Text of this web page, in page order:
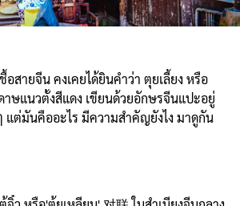
สายจีน คงเคยได้ยินคำว่า ตุยเลี้ยง หรือ
าษแนวตั้งสีแดง เขียนด้วยอักษรจีนแปะอยู่
ต่มันคืออะไร มีความสำคัญยังไง มาดูกัน